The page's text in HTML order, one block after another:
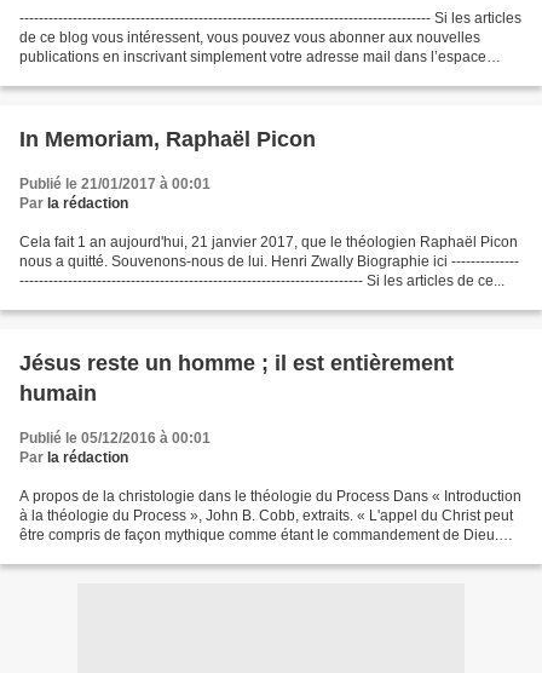
------------------------------------------------------------------------------------- Si les articles
de ce blog vous intéressent, vous pouvez vous abonner aux nouvelles
publications en inscrivant simplement votre adresse mail dans l’espace
In Memoriam, Raphaël Picon
Publié le 21/01/2017 à 00:01
Par la rédaction
Cela fait 1 an aujourd'hui, 21 janvier 2017, que le théologien Raphaël Picon
nous a quitté. Souvenons-nous de lui. Henri Zwally Biographie ici --------------
----------------------------------------------------------------------- Si les articles de ce...
Jésus reste un homme ; il est entièrement
humain
Publié le 05/12/2016 à 00:01
Par la rédaction
A propos de la christologie dans le théologie du Process Dans « Introduction
à la théologie du Process », John B. Cobb, extraits. « L'appel du Christ peut
être compris de façon mythique comme étant le commandement de Dieu.